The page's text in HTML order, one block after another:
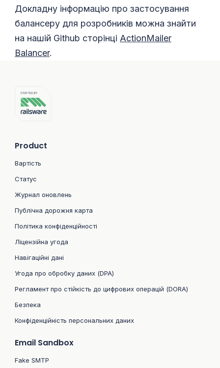
Докладну інформацію про застосування
балансеру для розробників можна знайти
на нашій Github сторінці ActionMailer
Balancer.
Product
Вартість
Статус
Журнал оновлень
Публічна дорожня карта
Політика конфіденційності
Ліцензійна угода
Навігаційні дані
Угода про обробку даних (DPA)
Регламент про стійкість до цифрових операцій (DORA)
Безпека
Конфіденційність персональних даних
Email Sandbox
Fake SMTP